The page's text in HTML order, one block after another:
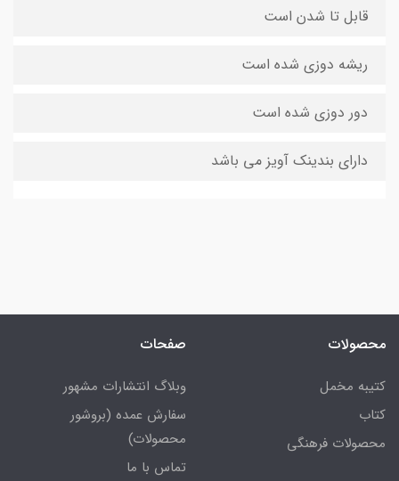
قابل تا شدن است
ریشه دوزی شده است
دور دوزی شده است
دارای بندینک آویز می باشد
محصولات
کتیبه مخمل
کتاب
محصولات فرهنگی
صفحات
وبلاگ انتشارات مشهور
سفارش عمده (بروشور
محصولات)
تماس با ما